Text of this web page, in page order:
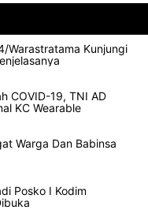
Warastratama Kunjungi
COVID-19, TNI AD
KC Wearable
Warga Dan Babinsa
Posko I Kodim